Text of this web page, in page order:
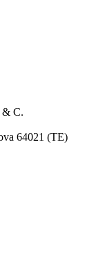
& C.
64021 (TE)